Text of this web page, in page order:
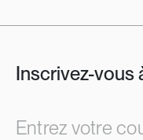
Inscrivez-vous
Entrez votre